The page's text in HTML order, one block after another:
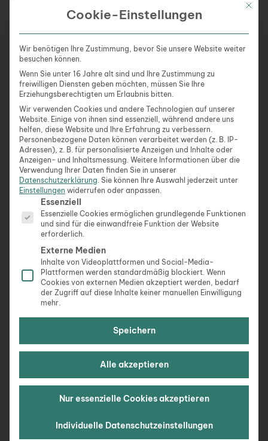
mieten sich Co-Working-Spaces an.Das
Ich habe gern meine Ruhe. Wenn ich länger an einem
Ort bin, bestelle ich mir eine mobile Workstation ins
Airbnb mit Schreibtisch, Bürostuhl, Bildschirm usw.
Also wie im Büro.
Meine Grundausstattung, die ich immer dabei habe:
Laptop
Externes Mikrofon
Kamera
Maus
Zusätzliches Keyboard
Noise Cancelling Kopfhörer
Game Changerfür mich.
von Gleichgesinnten zu sein, und welche Vorteile
Da ich immer mit meiner Freundin reise, sind wir
dauerhaft zu zweit. Deshalb habe ich diesen Punkt,
obwohl er mir wichtig ist, oft vernachlässigt.
arbeitet, hat man wenig Zeit, um wirklich
Mit
Cookie-Einstellungen
Wir benötigen Ihre Zustimmung, bevor Sie unsere Website weiter
besuchen können.
Wenn Sie unter 16 Jahre alt sind und Ihre Zustimmung zu
freiwilligen Diensten geben möchten, müssen Sie Ihre
Erziehungsberechtigten um Erlaubnis bitten.
Wir verwenden Cookies und andere Technologien auf unserer
Website. Einige von ihnen sind essenziell, während andere uns
helfen, diese Website und Ihre Erfahrung zu verbessern.
Personenbezogene Daten können verarbeitet werden (z. B. IP-
Adressen), z. B. für personalisierte Anzeigen und Inhalte oder
Anzeigen- und Inhaltsmessung. Weitere Informationen über die
Verwendung Ihrer Daten finden Sie in unserer
Datenschutzerklärung. Sie können Ihre Auswahl jederzeit unter
Einstellungen widerrufen oder anpassen.
Es folgt eine Liste der Service-Gruppen, für die eine
Essenziell
Essenzielle Cookies ermöglichen grundlegende Funktionen
und sind für die einwandfreie Funktion der Website
erforderlich.
Externe Medien
Inhalte von Videoplattformen und Social-Media-
Plattformen werden standardmäßig blockiert. Wenn
Cookies von externen Medien akzeptiert werden, bedarf
der Zugriff auf diese Inhalte keiner manuellen Einwilligung
mehr.
Speichern
Alle akzeptieren
Nur essenzielle Cookies akzeptieren
Individuelle Datenschutzeinstellungen